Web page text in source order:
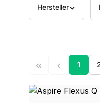
Hersteller
Seite
1